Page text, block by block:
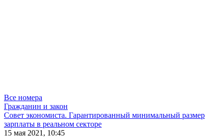
Все номера
Гражданин и закон
Совет экономиста. Гарантированный минимальный размер
зарплаты в реальном секторе
15 мая 2021, 10:45